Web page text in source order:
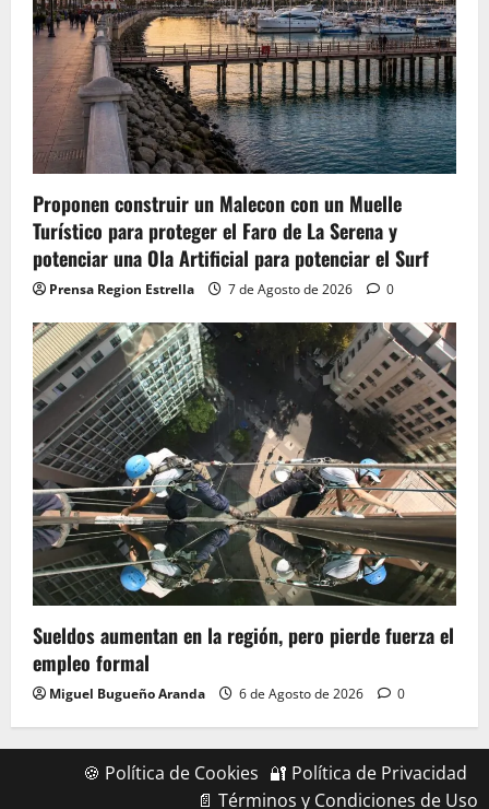
Proponen construir un Malecon con un Muelle
Turístico para proteger el Faro de La Serena y
potenciar una Ola Artificial para potenciar el Surf
Prensa Region Estrella 7 de Agosto de 2026 0
Sueldos aumentan en la región, pero pierde fuerza el
empleo formal
Miguel Bugueño Aranda 6 de Agosto de 2026 0
🍪 Política de Cookies 🔐 Política de Privacidad
📄 Términos y Condiciones de Uso